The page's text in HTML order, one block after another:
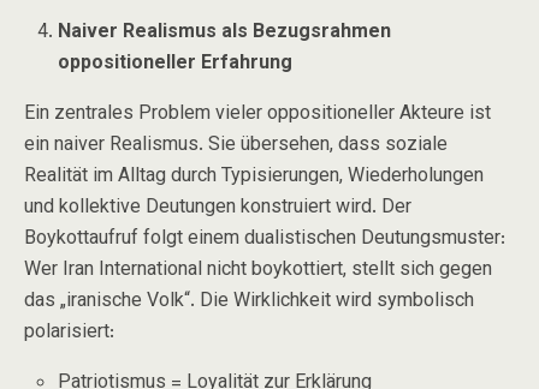
Naiver Realismus als Bezugsrahmen
oppositioneller Erfahrung
Ein zentrales Problem vieler oppositioneller Akteure ist
ein naiver Realismus. Sie übersehen, dass soziale
Realität im Alltag durch Typisierungen, Wiederholungen
und kollektive Deutungen konstruiert wird. Der
Boykottaufruf folgt einem dualistischen Deutungsmuster:
Wer Iran Internationalnicht boykottiert, stellt sich gegen
das „iranische Volk“. Die Wirklichkeit wird symbolisch
polarisiert: